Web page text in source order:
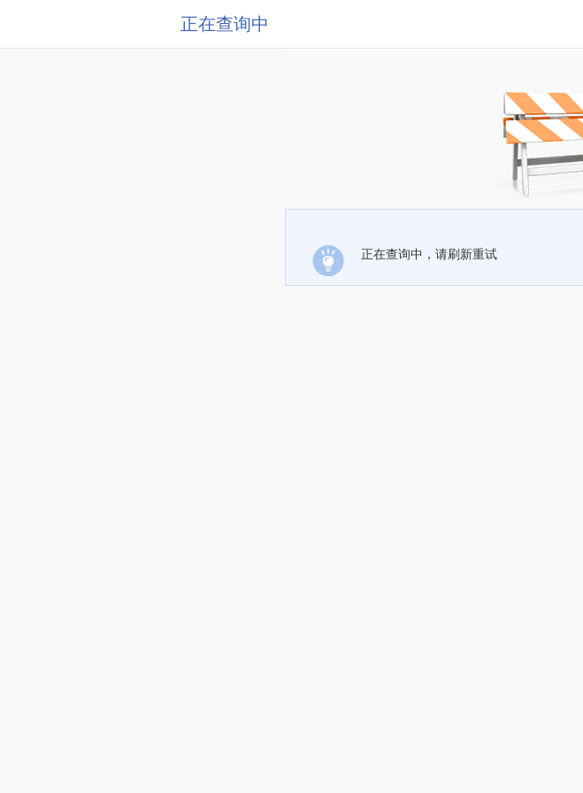
正在查询中
正在查询中，请刷新重试